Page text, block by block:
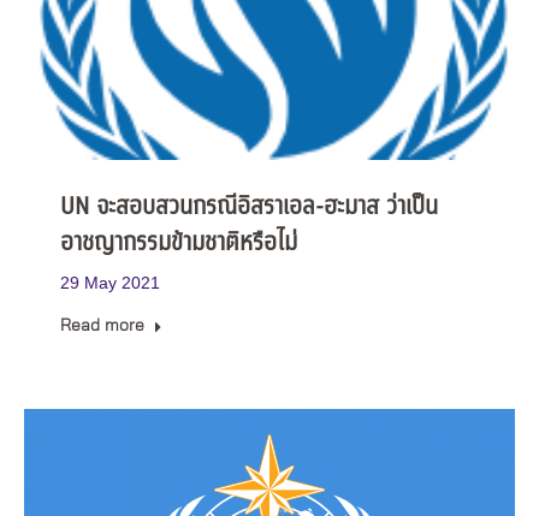
UN จะสอบสวนกรณีอิสราเอล-ฮะมาส ว่าเป็น
อาชญากรรมข้ามชาติหรือไม่
29 May 2021
Read more